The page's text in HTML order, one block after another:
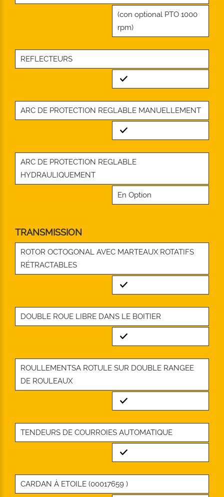
(con optional PTO 1000
rpm)
REFLECTEURS
Standard
ARC DE PROTECTION REGLABLE MANUELLEMENT
Standard
ARC DE PROTECTION REGLABLE
HYDRAULIQUEMENT
En Option
TRANSMISSION
ROTOR OCTOGONAL AVEC MARTEAUX ROTATIFS
RÉTRACTABLES
Standard
DOUBLE ROUE LIBRE DANS LE BOITIER
Standard
ROULLEMENTSA ROTULE SUR DOUBLE RANGEE
DE ROULEAUX
Standard
TENDEURS DE COURROIES AUTOMATIQUE
Standard
CARDAN À ETOILE (00017659 )